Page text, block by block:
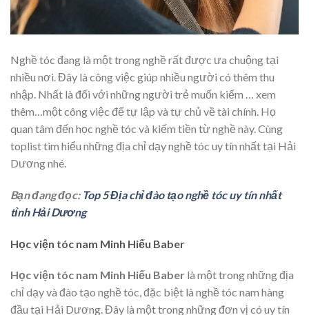
Nghề tóc đang là một trong nghề rất được ưa chuộng tại
nhiều nơi. Đây là công việc giúp nhiều người có thêm thu
nhập. Nhất là đối với những người trẻ muốn kiếm … xem
thêm…một công việc để tự lập và tự chủ về tài chính. Họ
quan tâm đến học nghề tóc và kiếm tiền từ nghề này. Cùng
toplist tìm hiểu những địa chỉ dạy nghề tóc uy tín nhất tại Hải
Dương nhé.
Bạn đang đọc: Top 5 Địa chỉ đào tạo nghề tóc uy tín nhất
tỉnh Hải Dương
Học viện tóc nam Minh Hiếu Baber
Học viện tóc nam Minh Hiếu Baber là một trong những địa
chỉ dạy và đào tạo nghề tóc, đặc biệt là nghề tóc nam hàng
đầu tại Hải Dương. Đây là một trong những đơn vị có uy tín